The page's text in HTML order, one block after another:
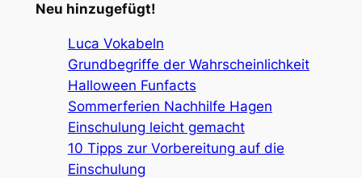
Neu hinzugefügt!
Luca Vokabeln
Grundbegriffe der Wahrscheinlichkeit
Halloween Funfacts
Sommerferien Nachhilfe Hagen
Einschulung leicht gemacht
10 Tipps zur Vorbereitung auf die
Einschulung